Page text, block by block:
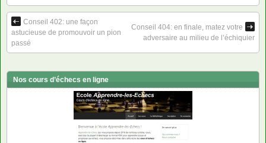
Conseil 402: une façon
astucieuse de promouvoir un pion
passé
Conseil 404: en finale, matez votre
adversaire au milieu de l’échiquier
Nos cours d’échecs en ligne